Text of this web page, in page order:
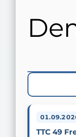
TTC 49